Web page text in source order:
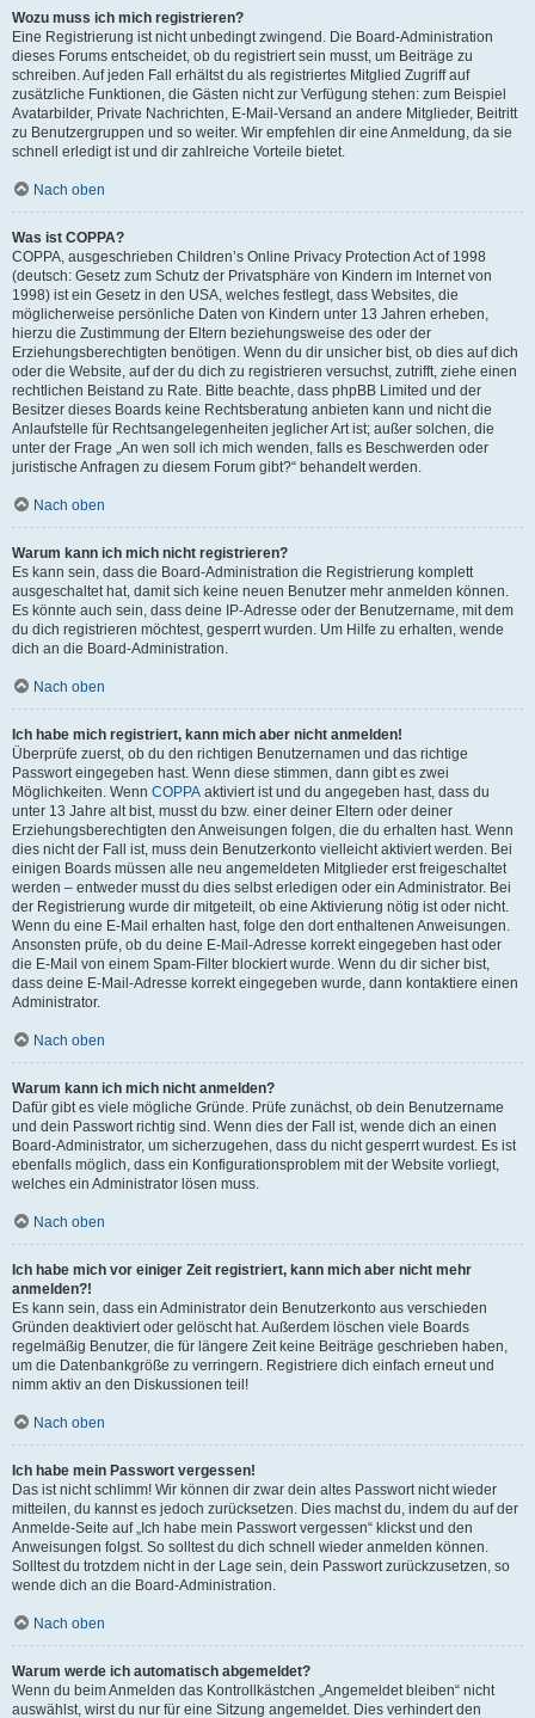
Wozu muss ich mich registrieren?
Eine Registrierung ist nicht unbedingt zwingend. Die Board-Administration
dieses Forums entscheidet, ob du registriert sein musst, um Beiträge zu
schreiben. Auf jeden Fall erhältst du als registriertes Mitglied Zugriff auf
zusätzliche Funktionen, die Gästen nicht zur Verfügung stehen: zum Beispiel
Avatarbilder, Private Nachrichten, E-Mail-Versand an andere Mitglieder, Beitritt
zu Benutzergruppen und so weiter. Wir empfehlen dir eine Anmeldung, da sie
schnell erledigt ist und dir zahlreiche Vorteile bietet.
Nach oben
Was ist COPPA?
COPPA, ausgeschrieben Children’s Online Privacy Protection Act of 1998
(deutsch: Gesetz zum Schutz der Privatsphäre von Kindern im Internet von
1998) ist ein Gesetz in den USA, welches festlegt, dass Websites, die
möglicherweise persönliche Daten von Kindern unter 13 Jahren erheben,
hierzu die Zustimmung der Eltern beziehungsweise des oder der
Erziehungsberechtigten benötigen. Wenn du dir unsicher bist, ob dies auf dich
oder die Website, auf der du dich zu registrieren versuchst, zutrifft, ziehe einen
rechtlichen Beistand zu Rate. Bitte beachte, dass phpBB Limited und der
Besitzer dieses Boards keine Rechtsberatung anbieten kann und nicht die
Anlaufstelle für Rechtsangelegenheiten jeglicher Art ist; außer solchen, die
unter der Frage „An wen soll ich mich wenden, falls es Beschwerden oder
juristische Anfragen zu diesem Forum gibt?“ behandelt werden.
Nach oben
Warum kann ich mich nicht registrieren?
Es kann sein, dass die Board-Administration die Registrierung komplett
ausgeschaltet hat, damit sich keine neuen Benutzer mehr anmelden können.
Es könnte auch sein, dass deine IP-Adresse oder der Benutzername, mit dem
du dich registrieren möchtest, gesperrt wurden. Um Hilfe zu erhalten, wende
dich an die Board-Administration.
Nach oben
Ich habe mich registriert, kann mich aber nicht anmelden!
Überprüfe zuerst, ob du den richtigen Benutzernamen und das richtige
Passwort eingegeben hast. Wenn diese stimmen, dann gibt es zwei
Möglichkeiten. Wenn COPPA aktiviert ist und du angegeben hast, dass du
unter 13 Jahre alt bist, musst du bzw. einer deiner Eltern oder deiner
Erziehungsberechtigten den Anweisungen folgen, die du erhalten hast. Wenn
dies nicht der Fall ist, muss dein Benutzerkonto vielleicht aktiviert werden. Bei
einigen Boards müssen alle neu angemeldeten Mitglieder erst freigeschaltet
werden – entweder musst du dies selbst erledigen oder ein Administrator. Bei
der Registrierung wurde dir mitgeteilt, ob eine Aktivierung nötig ist oder nicht.
Wenn du eine E-Mail erhalten hast, folge den dort enthaltenen Anweisungen.
Ansonsten prüfe, ob du deine E-Mail-Adresse korrekt eingegeben hast oder
die E-Mail von einem Spam-Filter blockiert wurde. Wenn du dir sicher bist,
dass deine E-Mail-Adresse korrekt eingegeben wurde, dann kontaktiere einen
Administrator.
Nach oben
Warum kann ich mich nicht anmelden?
Dafür gibt es viele mögliche Gründe. Prüfe zunächst, ob dein Benutzername
und dein Passwort richtig sind. Wenn dies der Fall ist, wende dich an einen
Board-Administrator, um sicherzugehen, dass du nicht gesperrt wurdest. Es ist
ebenfalls möglich, dass ein Konfigurationsproblem mit der Website vorliegt,
welches ein Administrator lösen muss.
Nach oben
Ich habe mich vor einiger Zeit registriert, kann mich aber nicht mehr
anmelden?!
Es kann sein, dass ein Administrator dein Benutzerkonto aus verschieden
Gründen deaktiviert oder gelöscht hat. Außerdem löschen viele Boards
regelmäßig Benutzer, die für längere Zeit keine Beiträge geschrieben haben,
um die Datenbankgröße zu verringern. Registriere dich einfach erneut und
nimm aktiv an den Diskussionen teil!
Nach oben
Ich habe mein Passwort vergessen!
Das ist nicht schlimm! Wir können dir zwar dein altes Passwort nicht wieder
mitteilen, du kannst es jedoch zurücksetzen. Dies machst du, indem du auf der
Anmelde-Seite auf „Ich habe mein Passwort vergessen“ klickst und den
Anweisungen folgst. So solltest du dich schnell wieder anmelden können.
Solltest du trotzdem nicht in der Lage sein, dein Passwort zurückzusetzen, so
wende dich an die Board-Administration.
Nach oben
Warum werde ich automatisch abgemeldet?
Wenn du beim Anmelden das Kontrollkästchen „Angemeldet bleiben“ nicht
auswählst, wirst du nur für eine Sitzung angemeldet. Dies verhindert den